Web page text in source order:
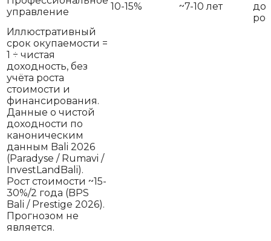
управление
10-15% ~7-10 лет
Иллюстративный
срок окупаемости =
1 ÷ чистая
доходность, без
учёта роста
стоимости и
финансирования.
Данные о чистой
доходности по
каноническим
данным Bali 2026
(Paradyse / Rumavi /
InvestLandBali).
Рост стоимости ~15-
30%/2 года (BPS
Bali / Prestige 2026).
Прогнозом не
является.